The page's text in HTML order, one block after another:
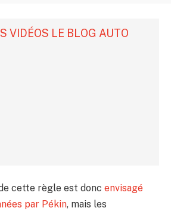
VIDÉOS LE BLOG AUTO
cette règle est donc envisagé
par Pékin, mais les